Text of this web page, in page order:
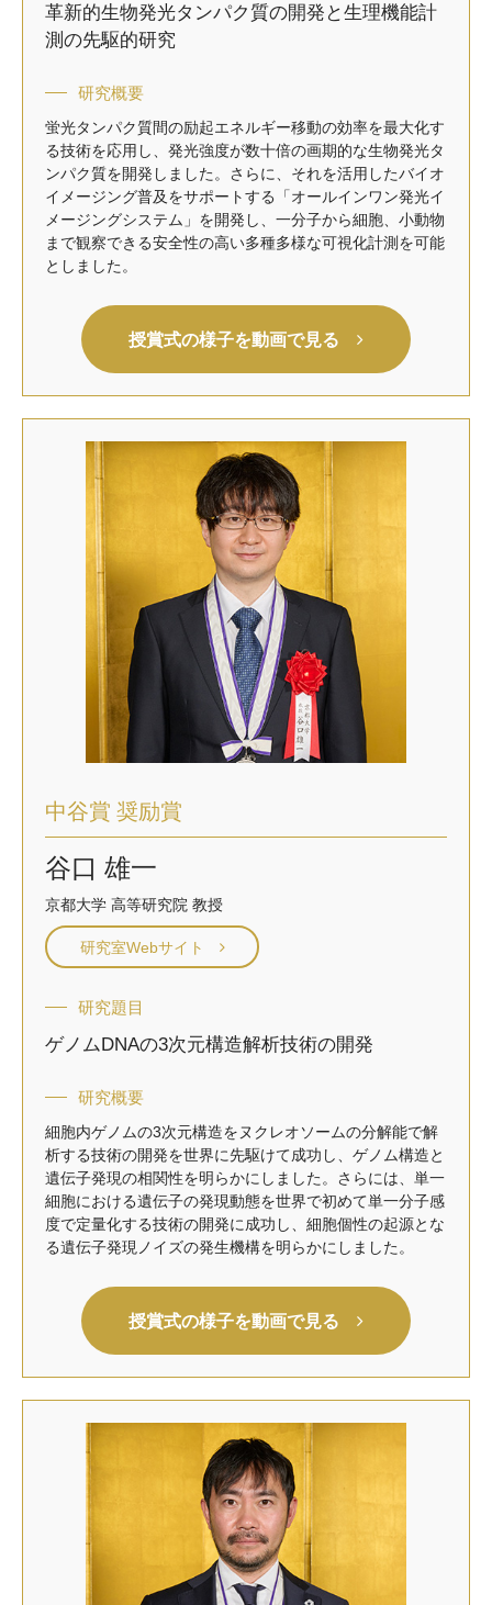
革新的生物発光タンパク質の開発と生理機能計
測の先駆的研究
研究概要
蛍光タンパク質間の励起エネルギー移動の効率を最大化す
る技術を応用し、発光強度が数十倍の画期的な生物発光タ
ンパク質を開発しました。さらに、それを活用したバイオ
イメージング普及をサポートする「オールインワン発光イ
メージングシステム」を開発し、一分子から細胞、小動物
まで観察できる安全性の高い多種多様な可視化計測を可能
としました。
授賞式の様子を動画で見る
中谷賞 奨励賞
谷口 雄一
京都大学 高等研究院 教授
研究室Webサイト
研究題目
ゲノムDNAの3次元構造解析技術の開発
研究概要
細胞内ゲノムの3次元構造をヌクレオソームの分解能で解
析する技術の開発を世界に先駆けて成功し、ゲノム構造と
遺伝子発現の相関性を明らかにしました。さらには、単一
細胞における遺伝子の発現動態を世界で初めて単一分子感
度で定量化する技術の開発に成功し、細胞個性の起源とな
る遺伝子発現ノイズの発生機構を明らかにしました。
授賞式の様子を動画で見る